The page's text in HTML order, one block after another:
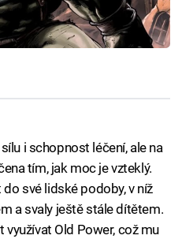
i schopnost léčení, ale na
tím, jak moc je vzteklý.
své lidské podoby, v níž
a svaly ještě stále dítětem.
Old Power, což mu